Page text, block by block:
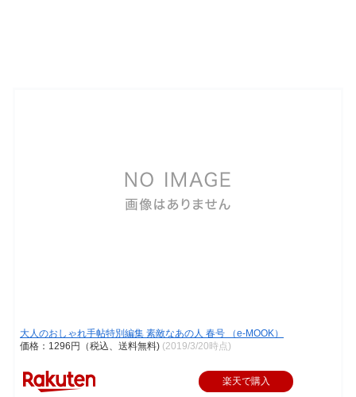
大人のおしゃれ手帖特別編集 素敵なあの人 春号 （e-MOOK）
価格：1296円（税込、送料無料) (2019/3/20時点)
楽天で購入